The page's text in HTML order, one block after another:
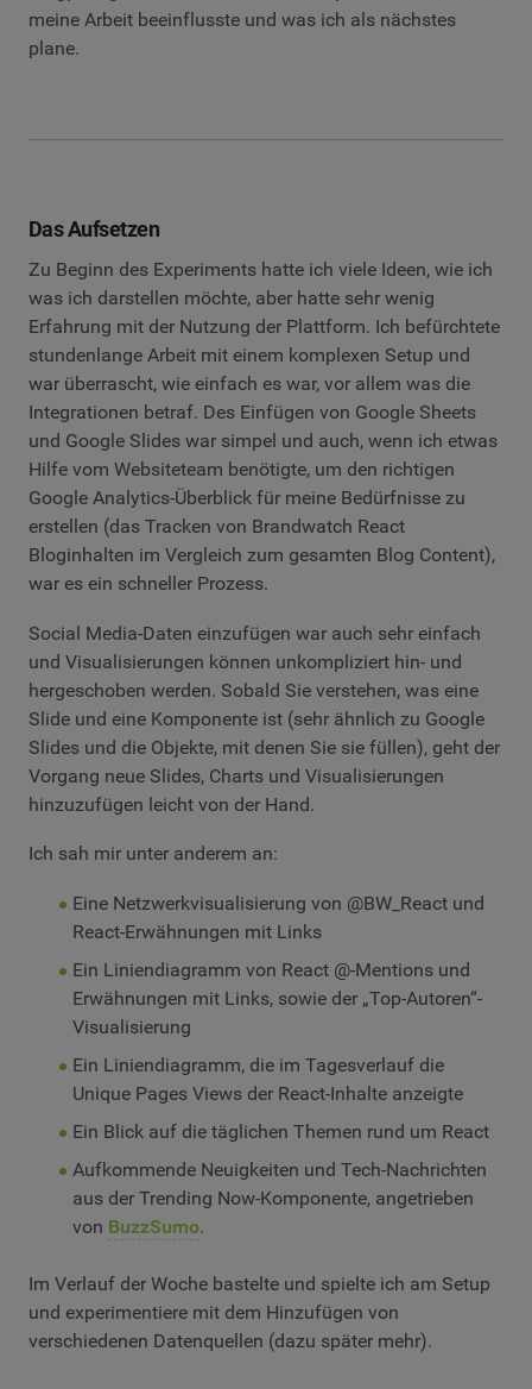
meine Arbeit beeinflusste und was ich als nächstes
plane.
Das Aufsetzen
Zu Beginn des Experiments hatte ich viele Ideen, wie ich
was ich darstellen möchte, aber hatte sehr wenig
Erfahrung mit der Nutzung der Plattform. Ich befürchtete
stundenlange Arbeit mit einem komplexen Setup und
war überrascht, wie einfach es war, vor allem was die
Integrationen betraf. Des Einfügen von Google Sheets
und Google Slides war simpel und auch, wenn ich etwas
Hilfe vom Websiteteam benötigte, um den richtigen
Google Analytics-Überblick für meine Bedürfnisse zu
erstellen (das Tracken von Brandwatch React
Bloginhalten im Vergleich zum gesamten Blog Content),
war es ein schneller Prozess.
Social Media-Daten einzufügen war auch sehr einfach
und Visualisierungen können unkompliziert hin- und
hergeschoben werden. Sobald Sie verstehen, was eine
Slide und eine Komponente ist (sehr ähnlich zu Google
Slides und die Objekte, mit denen Sie sie füllen), geht der
Vorgang neue Slides, Charts und Visualisierungen
hinzuzufügen leicht von der Hand.
Ich sah mir unter anderem an:
Eine Netzwerkvisualisierung von @BW_React und
React-Erwähnungen mit Links
Ein Liniendiagramm von React @-Mentions und
Erwähnungen mit Links, sowie der „Top-Autoren“-
Visualisierung
Ein Liniendiagramm, die im Tagesverlauf die
Unique Pages Views der React-Inhalte anzeigte
Ein Blick auf die täglichen Themen rund um React
Aufkommende Neuigkeiten und Tech-Nachrichten
aus der Trending Now-Komponente, angetrieben
von BuzzSumo.
Im Verlauf der Woche bastelte und spielte ich am Setup
und experimentiere mit dem Hinzufügen von
verschiedenen Datenquellen (dazu später mehr).